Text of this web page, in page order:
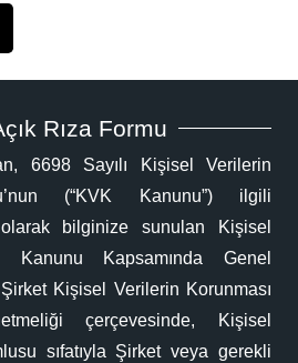
Rıza Formu
6698 Sayılı Kişisel Verilerin
(“KVK Kanunu”) ilgili
bilginize sunulan Kişisel
Kanunu Kapsamında Genel
Kişisel Verilerin Korunması
çerçevesinde, Kişisel
sıfatıyla Şirket veya gerekli